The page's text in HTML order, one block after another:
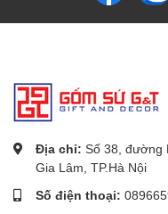
Địa chỉ: Số 38, đường
Gia Lâm, TP.Hà Nội
Số điện thoại: